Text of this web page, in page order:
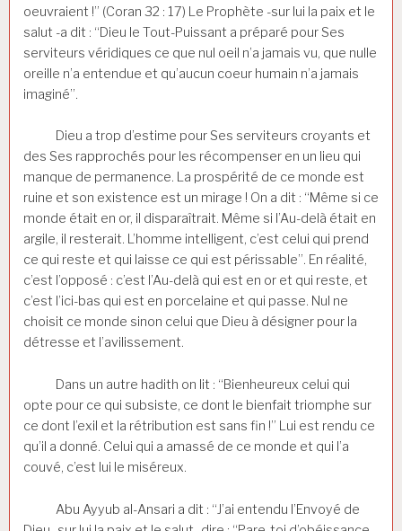
oeuvraient !” (Coran 32 : 17) Le Prophète -sur lui la paix et le
salut -a dit : “Dieu le Tout-Puissant a préparé pour Ses
serviteurs véridiques ce que nul oeil n’a jamais vu, que nulle
oreille n’a entendue et qu’aucun coeur humain n’a jamais
imaginé”.
Dieu a trop d’estime pour Ses serviteurs croyants et
des Ses rapprochés pour les récompenser en un lieu qui
manque de permanence. La prospérité de ce monde est
ruine et son existence est un mirage ! On a dit : “Même si ce
monde était en or, il disparaîtrait. Même si l’Au-delà était en
argile, il resterait. L’homme intelligent, c’est celui qui prend
ce qui reste et qui laisse ce qui est périssable”. En réalité,
c’est l’opposé : c’est l’Au-delà qui est en or et qui reste, et
c’est l’ici-bas qui est en porcelaine et qui passe. Nul ne
choisit ce monde sinon celui que Dieu à désigner pour la
détresse et l’avilissement.
Dans un autre hadith on lit : “Bienheureux celui qui
opte pour ce qui subsiste, ce dont le bienfait triomphe sur
ce dont l’exil et la rétribution est sans fin !” Lui est rendu ce
qu’il a donné. Celui qui a amassé de ce monde et qui l’a
couvé, c’est lui le miséreux.
Abu Ayyub al-Ansari a dit : “J’ai entendu l’Envoyé de